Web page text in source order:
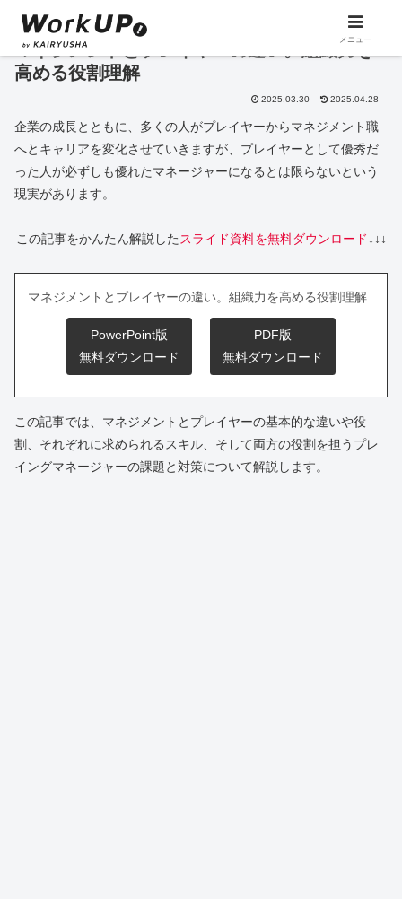
マネジメントとプレイヤーの違い。組織力を
高める役割理解
2025.03.30 2025.04.28
企業の成長とともに、多くの人がプレイヤーからマネジメント職
へとキャリアを変化させていきますが、プレイヤーとして優秀だ
った人が必ずしも優れたマネージャーになるとは限らないという
現実があります。
この記事をかんたん解説した スライド資料を無料ダウンロード ↓↓↓
マネジメントとプレイヤーの違い。組織力を高める役割理解
PowerPoint版
無料ダウンロード
PDF版
無料ダウンロード
この記事では、マネジメントとプレイヤーの基本的な違いや役
割、それぞれに求められるスキル、そして両方の役割を担うプレ
イングマネージャーの課題と対策について解説します。
メニュー